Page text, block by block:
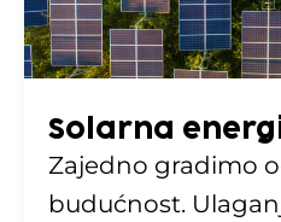
Solarna
Zajedno gradimo
budućnost.